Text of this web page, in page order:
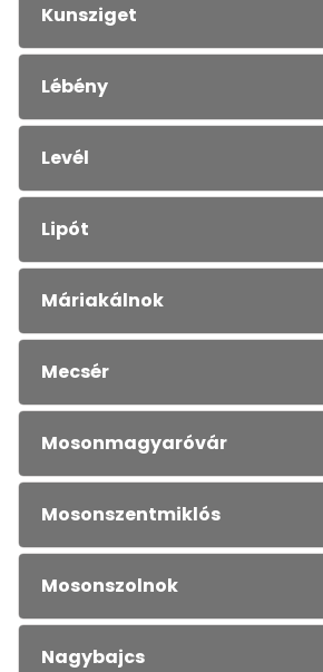
Kunsziget
Lébény
Levél
Lipót
Máriakálnok
Mecsér
Mosonmagyaróvár
Mosonszentmiklós
Mosonszolnok
Nagybajcs